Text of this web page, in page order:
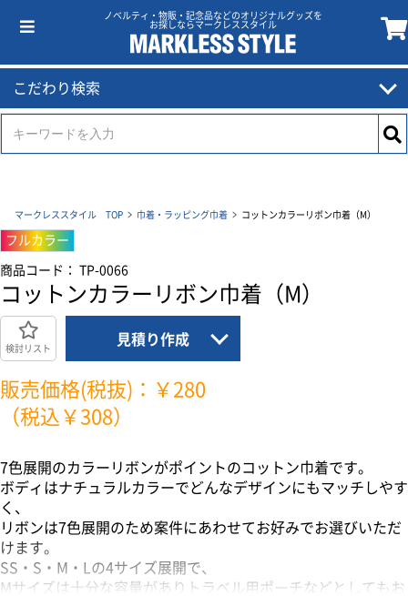
ノベルティ・物販・記念品などのオリジナルグッズを
お探しならマークレススタイル
こだわり検索
マークレススタイル TOP 巾着・ラッピング巾着 コットンカラーリボン巾着（M）
フルカラー
商品コード： TP-0066
コットンカラーリボン巾着（M）
検討リスト
見積り作成
販売価格(税抜)：￥280
（税込￥308）
7色展開のカラーリボンがポイントのコットン巾着です。
ボディはナチュラルカラーでどんなデザインにもマッチしやす
く、
リボンは7色展開のため案件にあわせてお好みでお選びいただ
けます。
SS・S・M・Lの4サイズ展開で、
Mサイズは十分な容量がありトラベル用ポーチなどとしてもお